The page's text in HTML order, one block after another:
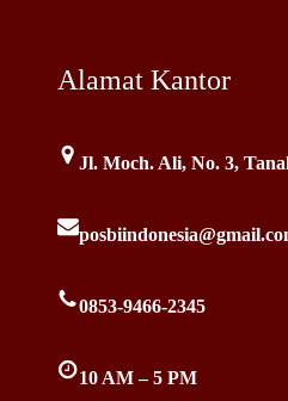
Alamat Kantor
Jl. Moch. Ali, No. 3,
0853-9466-2345
10 AM – 5 PM